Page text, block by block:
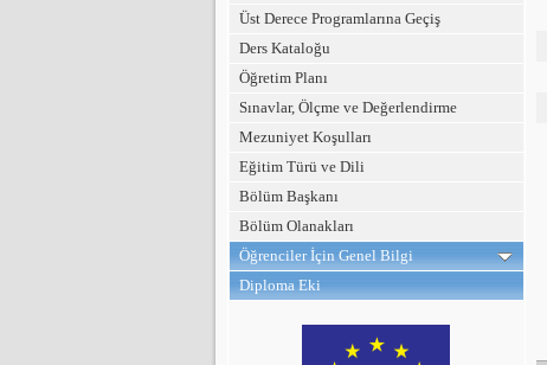
Üst Derece Programlarına Geçiş
Ders Kataloğu
Öğretim Planı
Sınavlar, Ölçme ve Değerlendirme
Mezuniyet Koşulları
Eğitim Türü ve Dili
Bölüm Başkanı
Bölüm Olanakları
Öğrenciler İçin Genel Bilgi
Diploma Eki